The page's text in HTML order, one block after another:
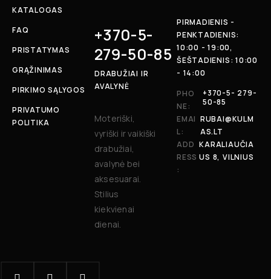
KATALOGAS
FAQ
PRISTATYMAS
GRĄŽINIMAS
PIRKIMO SĄLYGOS
PRIVATUMO
POLITIKA
+370-5-
279-50-85
DRABUŽIAI IR
AVALYNĖ
Moteriški,
vyriški ir vaikiški
drabužiai,
avalynė bei
aksesuarai.
Stilius
kiekvienai
dienai.
PIRMADIENIS -
PENKTADIENIS:
10:00 - 19:00,
ŠEŠTADIENIS: 10:00
- 14:00
PHO
NE:
+370-5- 279-
50-85
EMAI
L:
RUBAI@KULM
AS.LT
ADD
RESS
:
KARALIAUČIA
US 8, VILNIUS